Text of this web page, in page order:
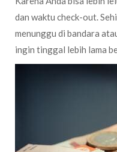
dan waktu check-out.
menunggu di bandara
ingin tinggal lebih lama